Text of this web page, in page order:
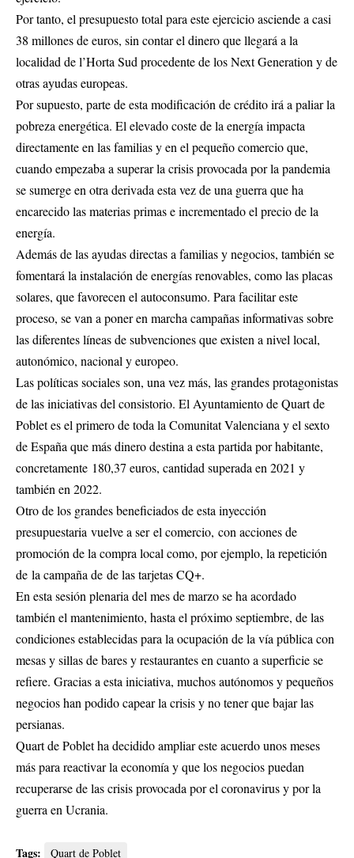
Por tanto, el presupuesto total para este ejercicio asciende a casi
38 millones de euros, sin contar el dinero que llegará a la
localidad de l’Horta Sud procedente de los Next Generation y de
otras ayudas europeas.
Por supuesto, parte de esta modificación de crédito irá a paliar la
pobreza energética. El elevado coste de la energía impacta
directamente en las familias y en el pequeño comercio que,
cuando empezaba a superar la crisis provocada por la pandemia
se sumerge en otra derivada esta vez de una guerra que ha
encarecido las materias primas e incrementado el precio de la
energía.
Además de las ayudas directas a familias y negocios, también se
fomentará la instalación de energías renovables, como las placas
solares, que favorecen el autoconsumo. Para facilitar este
proceso, se van a poner en marcha campañas informativas sobre
las diferentes líneas de subvenciones que existen a nivel local,
autonómico, nacional y europeo.
Las políticas sociales son, una vez más, las grandes protagonistas
de las iniciativas del consistorio. El Ayuntamiento de Quart de
Poblet es el primero de toda la Comunitat Valenciana y el sexto
de España que más dinero destina a esta partida por habitante,
concretamente 180,37 euros, cantidad superada en 2021 y
también en 2022.
Otro de los grandes beneficiados de esta inyección
presupuestaria vuelve a ser el comercio, con acciones de
promoción de la compra local como, por ejemplo, la repetición
de la campaña de de las tarjetas CQ+.
En esta sesión plenaria del mes de marzo se ha acordado
también el mantenimiento, hasta el próximo septiembre, de las
condiciones establecidas para la ocupación de la vía pública con
mesas y sillas de bares y restaurantes en cuanto a superficie se
refiere. Gracias a esta iniciativa, muchos autónomos y pequeños
negocios han podido capear la crisis y no tener que bajar las
persianas.
Quart de Poblet ha decidido ampliar este acuerdo unos meses
más para reactivar la economía y que los negocios puedan
recuperarse de las crisis provocada por el coronavirus y por la
guerra en Ucrania.
Tags: Quart de Poblet